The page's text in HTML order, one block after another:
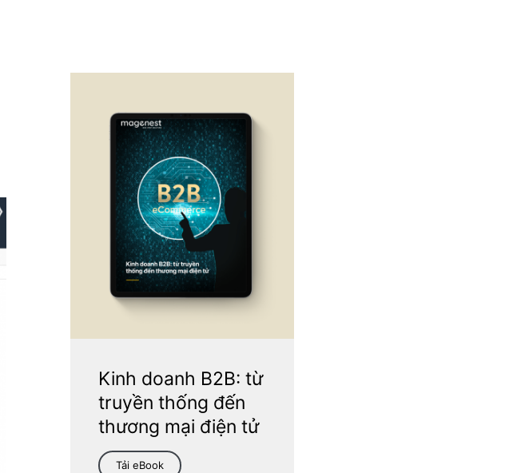
Kinh doanh B2B: từ
truyền thống đến
thương mại điện tử
Tải eBook